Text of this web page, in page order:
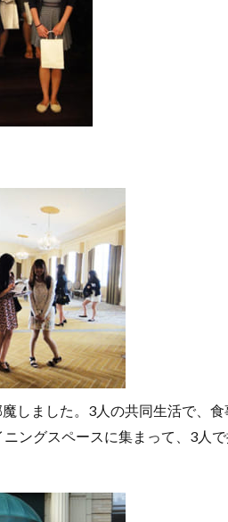
しました。3人の共同生活で、
ングスペースに集まって、3人